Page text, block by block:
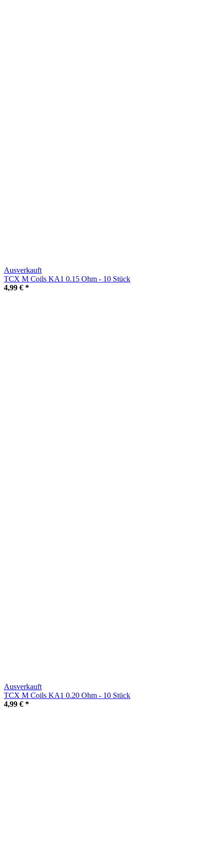
Ausverkauft
TCX M Coils KA1 0.15 Ohm - 10 Stück
4,99 € *
Ausverkauft
TCX M Coils KA1 0.20 Ohm - 10 Stück
4,99 € *